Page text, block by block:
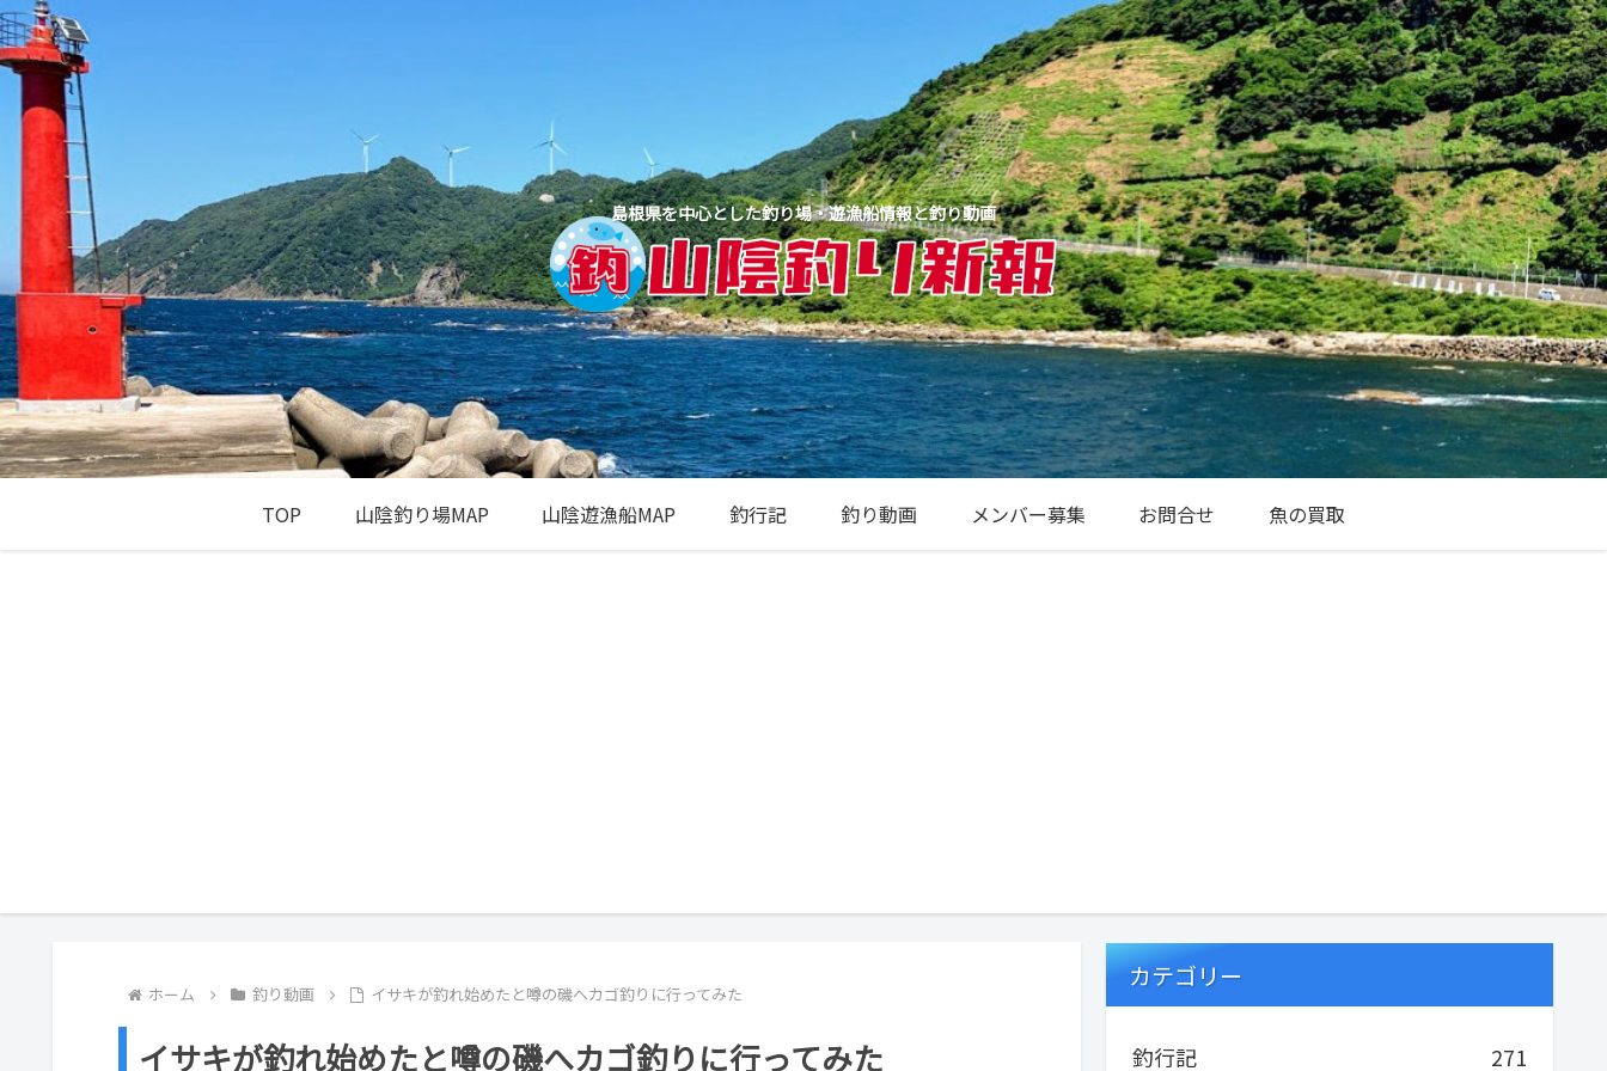
島根県を中心とした釣り場・遊漁船情報と釣り動画
TOP 山陰釣り場MAP 山陰遊漁船MAP 釣行記 釣り動画 メンバー募集 お問合せ 魚の買取
ホーム 釣り動画 イサキが釣れ始めたと噂の磯へカゴ釣りに行ってみた
イサキが釣れ始めたと噂の磯へカゴ釣りに行ってみた
カテゴリー
釣行記
271